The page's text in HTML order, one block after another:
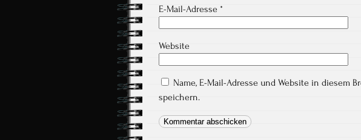
E-Mail-Adresse *
Website
Name, E-Mail-Adresse und Website in diesem
speichern.